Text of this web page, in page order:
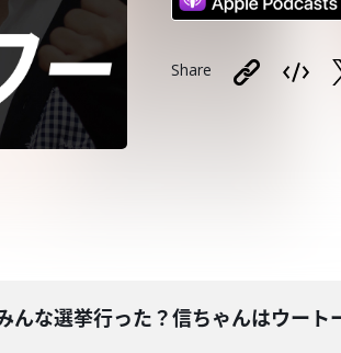
Share
んな選挙行った？信ちゃんはウート